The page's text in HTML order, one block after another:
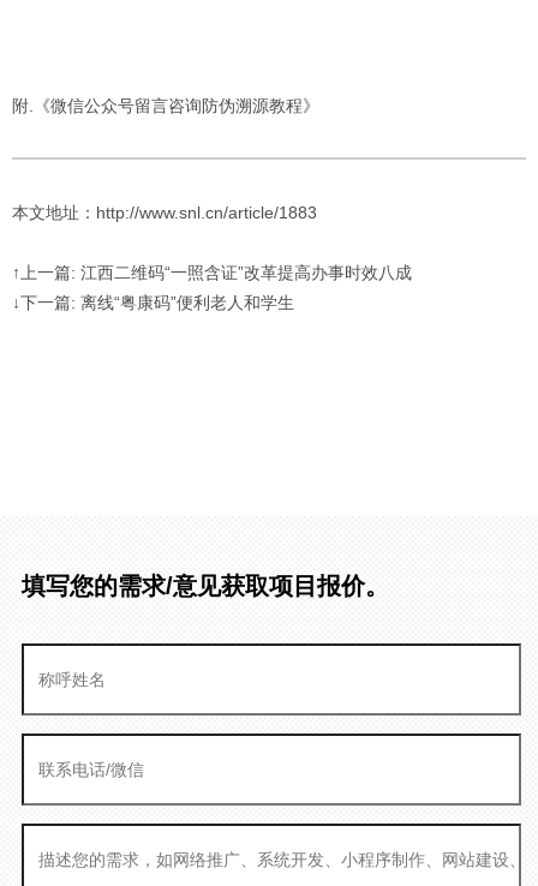
附. 《微信公众号留言咨询防伪溯源教程》
本文地址：http://www.snl.cn/article/1883
↑上一篇: 江西二维码“一照含证”改革提高办事时效八成
↓下一篇: 离线“粤康码”便利老人和学生
填写您的需求/意见获取项目报价。